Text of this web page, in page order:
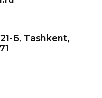
Б, Tashkent,